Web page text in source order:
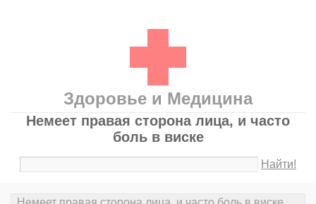
Здоровье и Медицина
Немеет правая сторона лица, и часто
боль в виске
Найти!